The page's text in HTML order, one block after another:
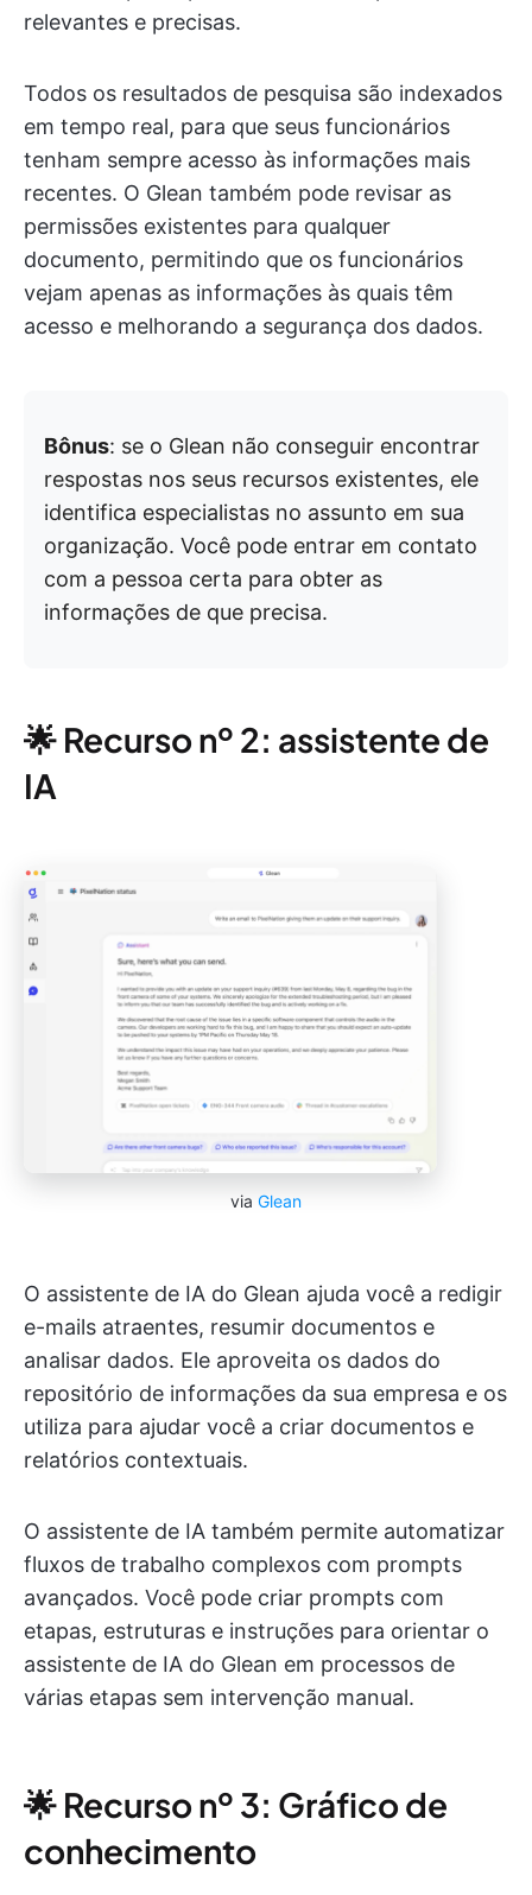
relevantes e precisas.
Todos os resultados de pesquisa são indexados
em tempo real, para que seus funcionários
tenham sempre acesso às informações mais
recentes. O Glean também pode revisar as
permissões existentes para qualquer
documento, permitindo que os funcionários
vejam apenas as informações às quais têm
acesso e melhorando a segurança dos dados.
Bônus: se o Glean não conseguir encontrar
respostas nos seus recursos existentes, ele
identifica especialistas no assunto em sua
organização. Você pode entrar em contato
com a pessoa certa para obter as
informações de que precisa.
🌟 Recurso nº 2: assistente de
IA
via Glean
O assistente de IA do Glean ajuda você a redigir
e-mails atraentes, resumir documentos e
analisar dados. Ele aproveita os dados do
repositório de informações da sua empresa e os
utiliza para ajudar você a criar documentos e
relatórios contextuais.
O assistente de IA também permite automatizar
fluxos de trabalho complexos com prompts
avançados. Você pode criar prompts com
etapas, estruturas e instruções para orientar o
assistente de IA do Glean em processos de
várias etapas sem intervenção manual.
🌟 Recurso nº 3: Gráfico de
conhecimento